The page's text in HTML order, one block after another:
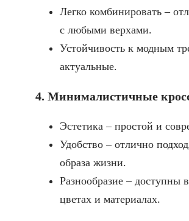
Легко комбинировать –
с любыми верхами.
Устойчивость к модным
актуальные.
4. Минималистичные
Эстетика – простой и
Удобство – отлично
образа жизни.
Разнообразие – доступны
цветах и материалах.